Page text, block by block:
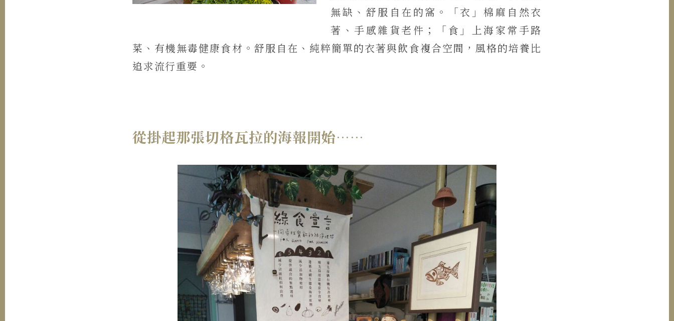
無缺、舒服自在的窩。「衣」棉麻自然衣
著、手感雜貨老件；「食」上海家常手路
菜、有機無毒健康食材。舒服自在、純粹簡單的衣著與飲食複合空間，風格的培養比
追求流行重要。
從掛起那張切格瓦拉的海報開始……